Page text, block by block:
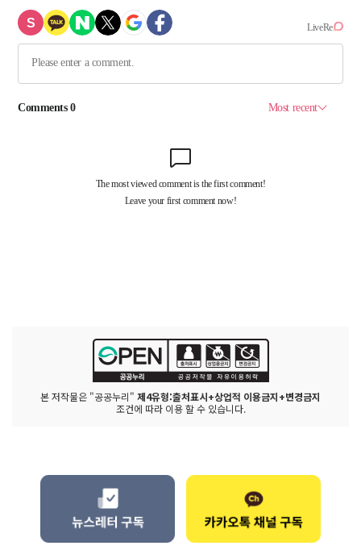
본 저작물은 "공공누리" 제4유형:출처표시+상업적 이용금지+변경금지
조건에 따라 이용 할 수 있습니다.